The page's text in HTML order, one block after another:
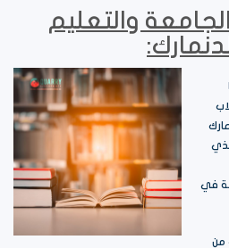
والتعليم
في
من